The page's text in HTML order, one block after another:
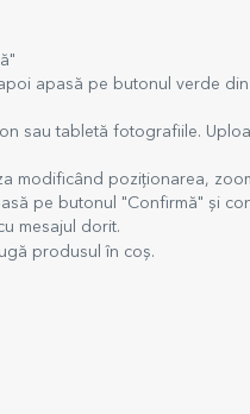
apasă pe butonul verde
sau tabletă fotografiile.
modificând poziționarea,
pe butonul "Confirmă" și
mesajul dorit.
produsul în coș.